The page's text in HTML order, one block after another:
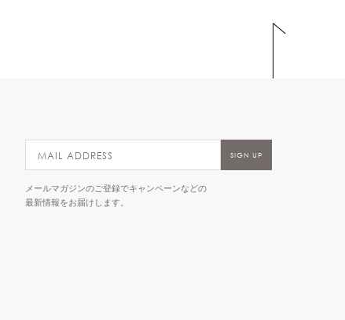
メールマガジンのご登録でキャンペーンなどの
最新情報をお届けします。